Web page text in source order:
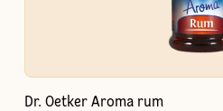
Dr. Oetker Aroma rum